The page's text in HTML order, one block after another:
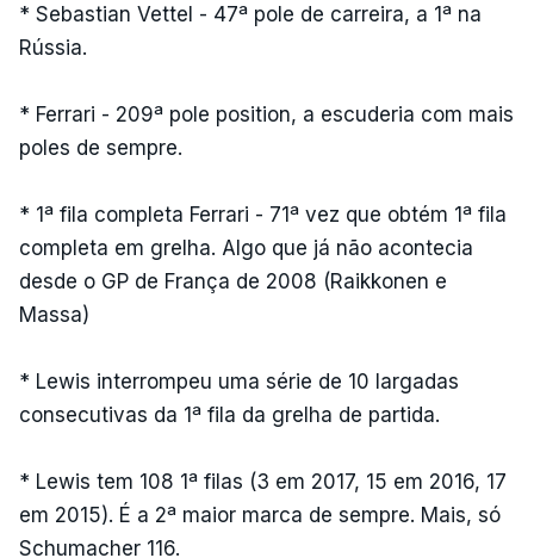
* Sebastian Vettel - 47ª pole de carreira, a 1ª na
Rússia.
* Ferrari - 209ª pole position, a escuderia com mais
poles de sempre.
* 1ª fila completa Ferrari - 71ª vez que obtém 1ª fila
completa em grelha. Algo que já não acontecia
desde o GP de França de 2008 (Raikkonen e
Massa)
* Lewis interrompeu uma série de 10 largadas
consecutivas da 1ª fila da grelha de partida.
* Lewis tem 108 1ª filas (3 em 2017, 15 em 2016, 17
em 2015). É a 2ª maior marca de sempre. Mais, só
Schumacher 116.